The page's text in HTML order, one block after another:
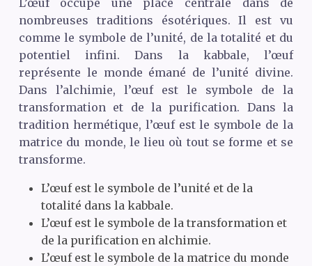
L’œuf occupe une place centrale dans de
nombreuses traditions ésotériques. Il est vu
comme le symbole de l’unité, de la totalité et du
potentiel infini. Dans la kabbale, l’œuf
représente le monde émané de l’unité divine.
Dans l’alchimie, l’œuf est le symbole de la
transformation et de la purification. Dans la
tradition hermétique, l’œuf est le symbole de la
matrice du monde, le lieu où tout se forme et se
transforme.
L’œuf est le symbole de l’unité et de la
totalité dans la kabbale.
L’œuf est le symbole de la transformation et
de la purification en alchimie.
L’œuf est le symbole de la matrice du monde